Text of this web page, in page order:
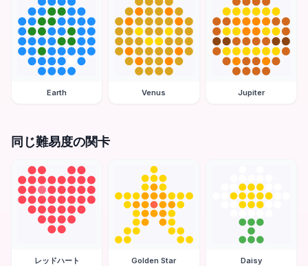
Earth Venus Jupiter
同じ難易度の関卡
レッドハート Golden Star Daisy